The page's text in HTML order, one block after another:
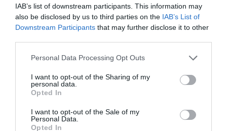
IAB’s list of downstream participants. This information may
also be disclosed by us to third parties on the IAB’s List of
Downstream Participants that may further disclose it to other
Please note that this website/app uses one or more Google
not limited to your visit or usage behaviour. You may click to
grant or deny consent to Google and its third-party tags to
use your data for below specified purposes in below Google
consent section.
Personal Data Processing Opt Outs
I want to opt-out of the Sharing of my
personal data.
Opted In
I want to opt-out of the Sale of my
Personal Data.
Opted In
Ηλικία Αγόρια Κορίτσια
7 6.900 kJ ή 1.649 kcal 6.400 kJ ή 1.530
9 7.700 kJ ή 1.840 kcal 7.200 kJ ή 1.721